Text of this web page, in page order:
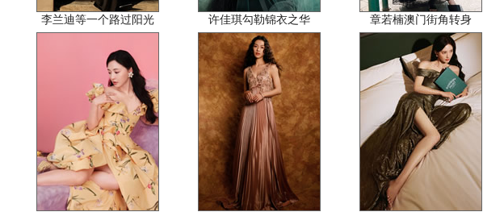
李兰迪等一个路过阳光 许佳琪勾勒锦衣之华 章若楠澳门街角转身